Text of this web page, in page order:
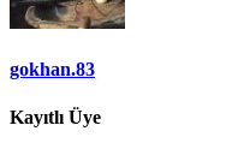
gokhan.83
Kayıtlı Üye